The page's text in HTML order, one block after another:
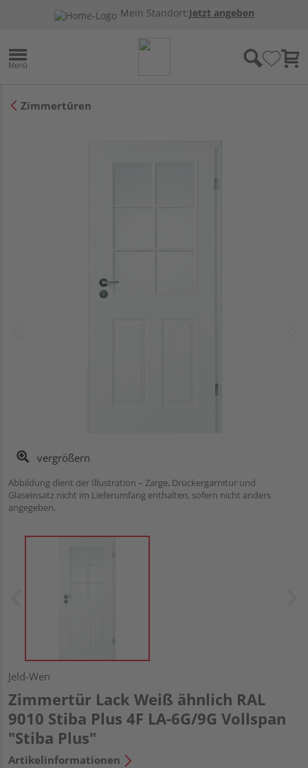
Mein Standort:Jetzt angeben
Zimmertüren
vergrößern
Abbildung dient der Illustration – Zarge, Drückergarnitur und
Glaseinsatz nicht im Lieferumfang enthalten, sofern nicht anders
angegeben.
Jeld-Wen
Zimmertür Lack Weiß ähnlich RAL
9010 Stiba Plus 4F LA-6G/9G Vollspan
"Stiba Plus"
Artikelinformationen